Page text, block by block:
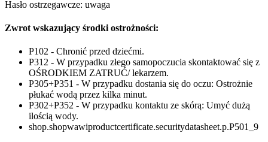
Hasło ostrzegawcze: uwaga
Zwrot wskazujący środki ostrożności:
P102 - Chronić przed dziećmi.
P312 - W przypadku złego samopoczucia skontaktować się z
OŚRODKIEM ZATRUĆ/ lekarzem.
P305+P351 - W przypadku dostania się do oczu: Ostrożnie
płukać wodą przez kilka minut.
P302+P352 - W przypadku kontaktu ze skórą: Umyć dużą
ilością wody.
shop.shopwawiproductcertificate.securitydatasheet.p.P501_9